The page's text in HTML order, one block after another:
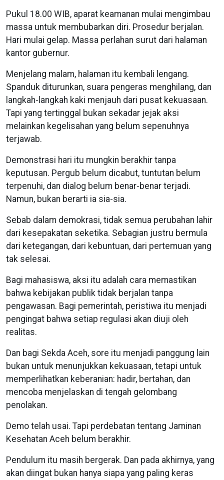
Pukul 18.00 WIB, aparat keamanan mulai mengimbau
massa untuk membubarkan diri. Prosedur berjalan.
Hari mulai gelap. Massa perlahan surut dari halaman
kantor gubernur.
Menjelang malam, halaman itu kembali lengang.
Spanduk diturunkan, suara pengeras menghilang, dan
langkah-langkah kaki menjauh dari pusat kekuasaan.
Tapi yang tertinggal bukan sekadar jejak aksi
melainkan kegelisahan yang belum sepenuhnya
terjawab.
Demonstrasi hari itu mungkin berakhir tanpa
keputusan. Pergub belum dicabut, tuntutan belum
terpenuhi, dan dialog belum benar-benar terjadi.
Namun, bukan berarti ia sia-sia.
Sebab dalam demokrasi, tidak semua perubahan lahir
dari kesepakatan seketika. Sebagian justru bermula
dari ketegangan, dari kebuntuan, dari pertemuan yang
tak selesai.
Bagi mahasiswa, aksi itu adalah cara memastikan
bahwa kebijakan publik tidak berjalan tanpa
pengawasan. Bagi pemerintah, peristiwa itu menjadi
pengingat bahwa setiap regulasi akan diuji oleh
realitas.
Dan bagi Sekda Aceh, sore itu menjadi panggung lain
bukan untuk menunjukkan kekuasaan, tetapi untuk
memperlihatkan keberanian: hadir, bertahan, dan
mencoba menjelaskan di tengah gelombang
penolakan.
Demo telah usai. Tapi perdebatan tentang Jaminan
Kesehatan Aceh belum berakhir.
Pendulum itu masih bergerak. Dan pada akhirnya, yang
akan diingat bukan hanya siapa yang paling keras